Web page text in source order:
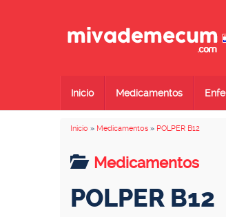
Inicio Medicamentos
Inicio » Medicamentos » POLPER B12
Medicamentos
POLPER B12